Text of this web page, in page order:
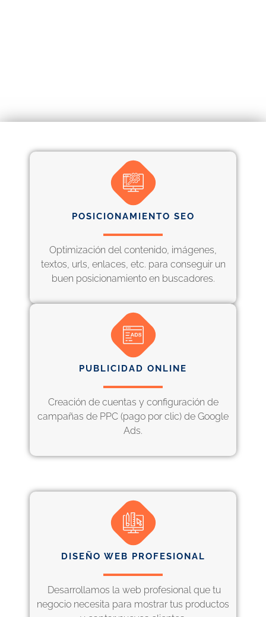
DISEÑO WEB PROFESIONAL
Desarrollamos la web profesional que tu
negocio necesita para mostrar tus productos
POSICIONAMIENTO SEO
Optimización del contenido, imágenes,
textos, urls, enlaces, etc. para conseguir un
buen posicionamiento en buscadores.
PUBLICIDAD ONLINE
Creación de cuentas y configuración de
campañas de PPC (pago por clic) de Google
Ads.